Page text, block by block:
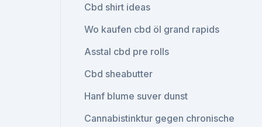
Cbd shirt ideas
Wo kaufen cbd öl grand rapids
Asstal cbd pre rolls
Cbd sheabutter
Hanf blume suver dunst
Cannabistinktur gegen chronische